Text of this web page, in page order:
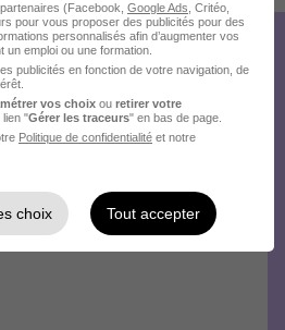
Hellowork et
candidature !
partenaires (Facebook, Google Ads , Critéo,
pour vous proposer des publicités pour des
personnalisés afin d’augmenter vos
emploi ou une formation.
publicités en fonction de votre navigation, de
vos choix ou retirer votre
lien "Gérer les traceurs" en bas de page.
Politique de confidentialité et notre
choix Tout accepter